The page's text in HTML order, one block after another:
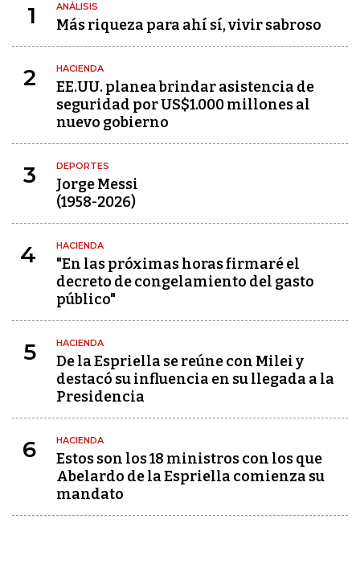
1 ANÁLISIS
Más riqueza para ahí sí, vivir sabroso
2 HACIENDA
EE.UU. planea brindar asistencia de
seguridad por US$1.000 millones al
nuevo gobierno
3 DEPORTES
Jorge Messi
(1958-2026)
4 HACIENDA
"En las próximas horas firmaré el
decreto de congelamiento del gasto
público"
5 HACIENDA
De la Espriella se reúne con Milei y
destacó su influencia en su llegada a la
Presidencia
6 HACIENDA
Estos son los 18 ministros con los que
Abelardo de la Espriella comienza su
mandato